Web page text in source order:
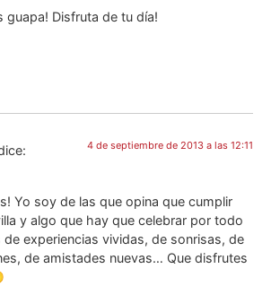
guapa! Disfruta de tu día!
4 de septiembre de 2013 a las 12:11
Yo soy de las que opina que cumplir
y algo que hay que celebrar por todo
de experiencias vividas, de sonrisas, de
de amistades nuevas… Que disfrutes